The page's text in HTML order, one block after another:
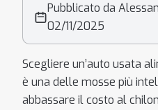
Pubblicato da
02/11/2025
Scegliere un’auto usata
è una delle mosse più
abbassare il costo al